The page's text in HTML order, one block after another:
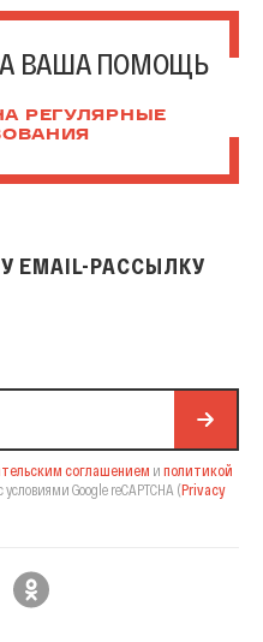
ВАША ПОМОЩЬ
РЕГУЛЯРНЫЕ
РАССЫЛКУ
соглашением и политикой
условиями Google reCAPTCHA (Privacy